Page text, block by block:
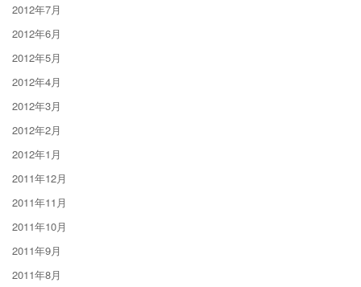
2012年7月
2012年6月
2012年5月
2012年4月
2012年3月
2012年2月
2012年1月
2011年12月
2011年11月
2011年10月
2011年9月
2011年8月